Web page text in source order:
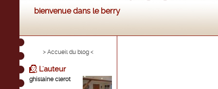
bienvenue dans le berry
> Accueil du blog <
L'auteur
ghislaine clerot